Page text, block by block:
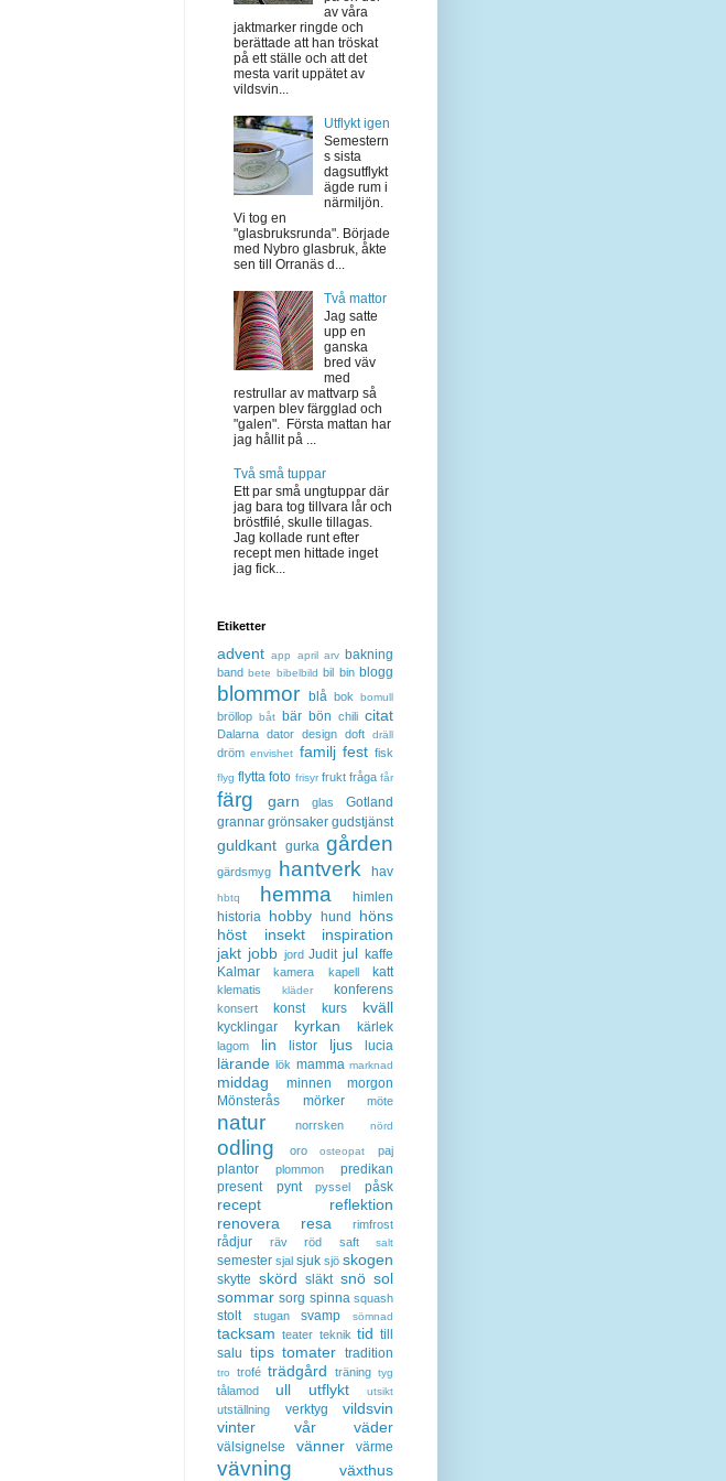
av våra
jaktmarker ringde och
berättade att han tröskat
på ett ställe och att det
mesta varit uppätet av
vildsvin...
Utflykt igen
Semestern
s sista
dagsutflykt
ägde rum i
närmiljön.
Vi tog en
"glasbruksrunda". Började
med Nybro glasbruk, åkte
sen till Orranäs d...
Två mattor
Jag satte
upp en
ganska
bred väv
med
restrullar av mattvarp så
varpen blev färgglad och
"galen". Första mattan har
jag hållit på ...
Två små tuppar
Ett par små ungtuppar där
jag bara tog tillvara lår och
bröstfilé, skulle tillagas.
Jag kollade runt efter
recept men hittade inget
jag fick...
Etiketter
advent app april arv bakning
band bete bibelbild bil bin blogg
blommor blå bok bomull
bröllop båt bär bön chili citat
Dalarna dator design doft dräll
dröm envishet familj fest fisk
flyg flytta foto frisyr frukt fråga får
färg garn glas
Gotland
grannar grönsaker gudstjänst
guldkant gurka gården
gärdsmyg hantverk hav
hbtq hemma
himlen
historia hobby hund
höns
höst
insekt
inspiration
jakt jobb jord Judit jul kaffe
Kalmar
kamera kapell katt
klematis kläder konferens
konsert konst kurs kväll
kycklingar kyrkan kärlek
lagom lin listor ljus lucia
lärande lök mamma marknad
middag minnen
morgon
Mönsterås
mörker möte
natur norrsken nörd
odling oro osteopat paj
plantor plommon
predikan
present
pynt pyssel påsk
recept
reflektion
renovera
resa rimfrost
rådjur räv röd saft salt
semester sjal sjuk sjö skogen
skytte skörd släkt snö sol
sommar sorg spinna squash
stolt stugan svamp sömnad
tacksam teater teknik tid till
salu tips tomater tradition
tro trofé trädgård träning tyg
tålamod ull utflykt utsikt
utställning verktyg
vildsvin
vinter
vår väder
välsignelse vänner värme
vävning
växthus